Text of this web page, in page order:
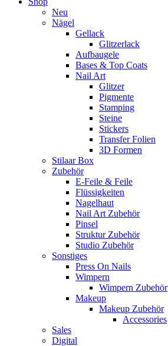
Neu
Nägel
Gellack
Glitzerlack
Aufbaugele
Bases & Top Coats
Nail Art
Glitzer
Pigmente
Stamping
Steine
Stickers
Transfer Folien
3D Formen
Stilaar Box
Zubehör
E-Feile & Feile
Flüssigkeiten
Nagelhaut
Nail Art Zubehör
Pinsel
Struktur Zubehör
Studio Zubehör
Sonstiges
Press On Nails
Wimpern
Wimpern Zubehör
Makeup
Makeup Zubehör
Accessories
Sales
Digital